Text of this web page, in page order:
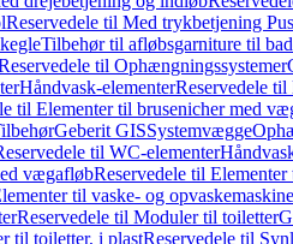
Reservedele til Med trykbetjening
Tilbehør til afløbsgarniture til
til Ophængningssystemer
Håndvask-elementerReservedele til
til Elementer til brusenicher med
Geberit GISSystemvægge
til WC-elementer
vægafløbReservedele til
til vaske- og
Reservedele til Moduler til toiletter
til toiletter, i plastReservedele til